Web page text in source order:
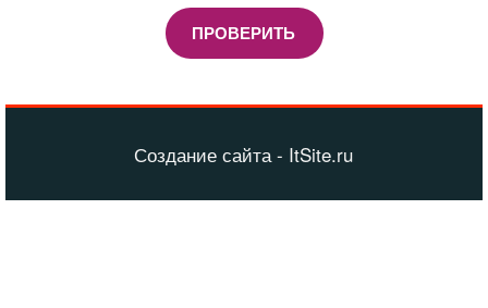
ПРОВЕРИТЬ
Создание сайта - ItSite.ru